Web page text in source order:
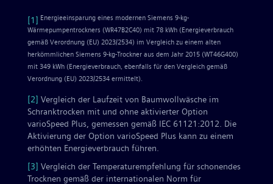
[1] Energieeinsparung eines modernen Siemens 9-kg-
Wärmepumpentrockners (WR47B2C40) mit 78 kWh (Energieverbrauch
gemäß Verordnung (EU) 2023/2534) im Vergleich zu einem alten
herkömmlichen Siemens 9-kg-Trockner aus dem Jahr 2015 (WT46G400)
mit 349 kWh (Energieverbrauch, ebenfalls für den Vergleich gemäß
Verordnung (EU) 2023/2534 ermittelt).
[2] Vergleich der Laufzeit von Baumwollwäsche im
Schranktrocken mit und ohne aktivierter Option
varioSpeed Plus, gemessen gemäß IEC 61121:2012. Die
Aktivierung der Option varioSpeed Plus kann zu einem
erhöhten Energieverbrauch führen.
[3] Vergleich der Temperaturempfehlung für schonendes
Trocknen gemäß der internationalen Norm für